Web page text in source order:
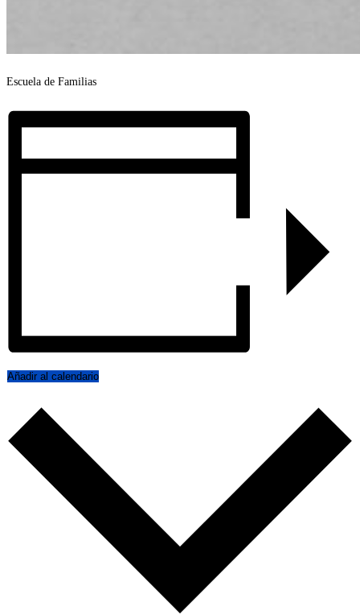
Escuela de Familias
Añadir al calendario